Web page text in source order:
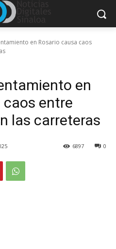
en Rosario causa caos
en
caos entre
las carreteras
0
6897